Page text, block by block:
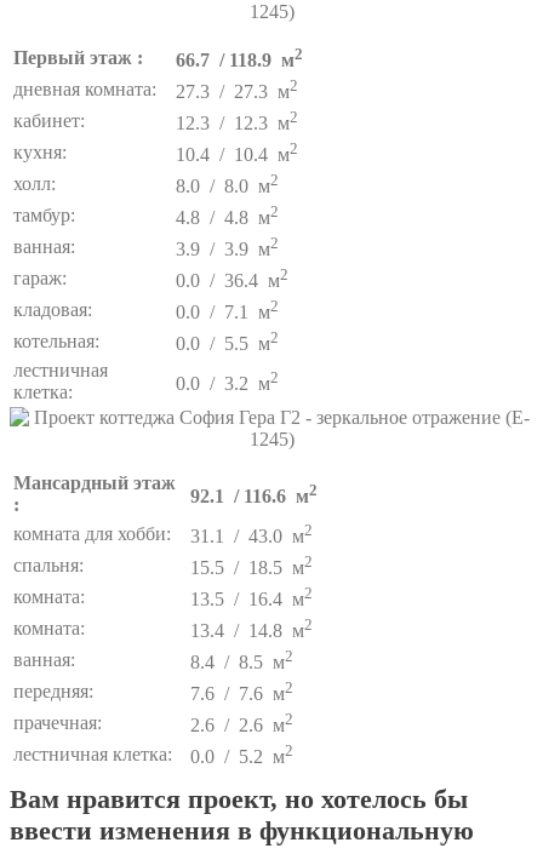
Первый этаж : 66.7 / 118.9 м2
дневная комната: 27.3 / 27.3 м2
кабинет: 12.3 / 12.3 м2
кухня: 10.4 / 10.4 м2
холл: 8.0 / 8.0 м2
тамбур: 4.8 / 4.8 м2
ванная: 3.9 / 3.9 м2
гараж: 0.0 / 36.4 м2
кладовая: 0.0 / 7.1 м2
котельная: 0.0 / 5.5 м2
лестничная
клетка:
0.0 / 3.2 м2
Мансардный этаж
:
92.1 / 116.6 м2
комната для хобби: 31.1 / 43.0 м2
спальня: 15.5 / 18.5 м2
комната: 13.5 / 16.4 м2
комната: 13.4 / 14.8 м2
ванная: 8.4 / 8.5 м2
передняя: 7.6 / 7.6 м2
прачечная: 2.6 / 2.6 м2
лестничная клетка: 0.0 / 5.2 м2
Вам нравится проект, но хотелось бы
ввести изменения в функциональную